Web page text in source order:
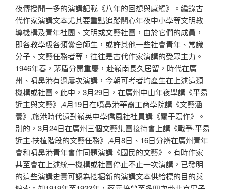
夜傳授聞一多的演講記載《八年的回想與感觸》。編錄古
代作家演講文本尤其要重點追蹤關心年夜中小學等文明教
導機構及青年社團、文明或文藝社團，由於它們的成員，
即各教學級各類黌舍師生，或許其他一些社會青年、常識
分子、文藝任務者等，往往是古代作家演講的受眾主力。
1946年春，茅盾分開重慶，赴嶺南長久居留，時代在廣
州、噴鼻港有過屢次演講，今朝可考者均產生在上述這類
機構或社團。此中，3月29日，在廣州中山年夜學講《平易
近主與文藝》,4月19日在噴鼻港華裔工商學院講《文藝涵
養》,旅港時代還對嶺英中學僑風社社員講《關于寫作》。
別的，3月24日在廣州三個文藝集團接待會上講《戰爭·平易
近主·扶植階段的文藝任務》,4月8日、16日分辨在廣州青年
會和噴鼻港青年會作同題演講《國民的文藝》。有時作家
甚至會在上述統一機構或社團停止不止一次演講，已發明
的這些演講史實可認為挖掘新的演講文本供給標的目的與